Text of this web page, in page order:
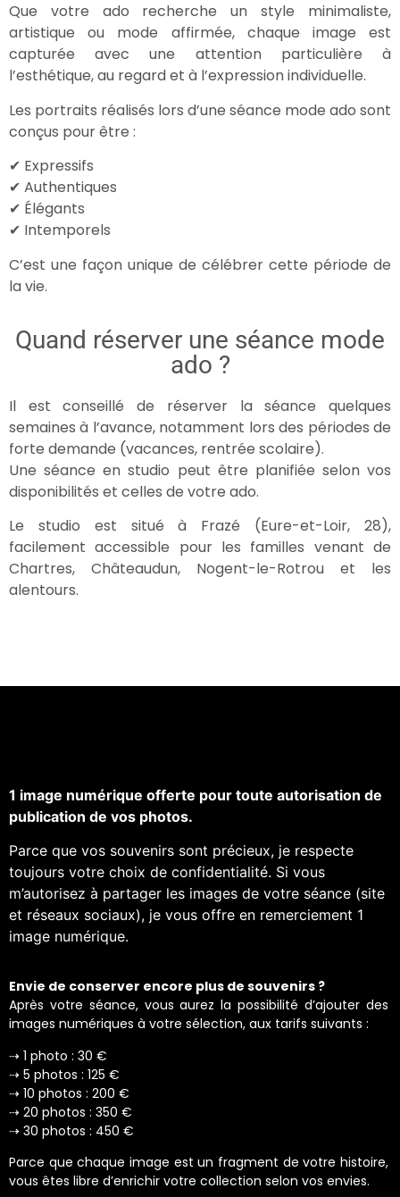
Que votre ado recherche un style minimaliste,
artistique ou mode affirmée, chaque image est
capturée avec une attention particulière à
l’esthétique, au regard et à l’expression individuelle.
Les portraits réalisés lors d’une séance mode ado sont
conçus pour être :
✔ Expressifs
✔ Authentiques
✔ Élégants
✔ Intemporels
C’est une façon unique de célébrer cette période de
la vie.
Quand réserver une séance mode
ado ?
Il est conseillé de réserver la séance quelques
semaines à l’avance, notamment lors des périodes de
forte demande (vacances, rentrée scolaire).
Une séance en studio peut être planifiée selon vos
disponibilités et celles de votre ado.
Le studio est situé à Frazé (Eure-et-Loir, 28),
facilement accessible pour les familles venant de
Chartres, Châteaudun, Nogent-le-Rotrou et les
alentours.
1 image numérique offerte pour toute autorisation de
publication de vos photos.
Parce que vos souvenirs sont précieux, je respecte
toujours votre choix de confidentialité. Si vous
m’autorisez à partager les images de votre séance (site
et réseaux sociaux), je vous offre en remerciement 1
image numérique.
Envie de conserver encore plus de souvenirs ?
Après votre séance, vous aurez la possibilité d’ajouter des
images numériques à votre sélection, aux tarifs suivants :
⇢ 1 photo : 30 €
⇢ 5 photos : 125 €
⇢ 10 photos : 200 €
⇢ 20 photos : 350 €
⇢ 30 photos : 450 €
Parce que chaque image est un fragment de votre histoire,
vous êtes libre d’enrichir votre collection selon vos envies.